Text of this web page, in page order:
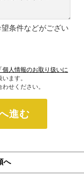
条件などがござい
「個人情報のお取り扱いに
ます。
せください。
進む
へ